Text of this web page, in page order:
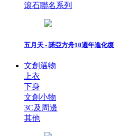
滾石聯名系列
五月天 - 諾亞方舟10週年進化
文創選物
上衣
下身
文創小物
3C及周邊
其他